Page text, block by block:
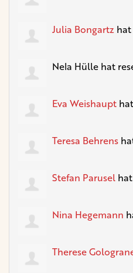
Julia Bongartz
Nela Hülle hat
Eva Weishaupt
Teresa Behrens
Stefan Parusel
Nina Hegemann
Therese